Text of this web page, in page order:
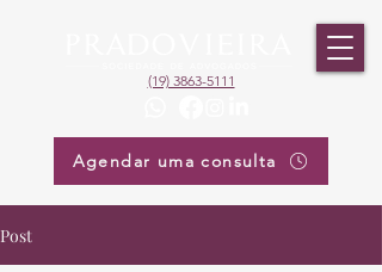
(19) 3863-5111
Agendar uma consulta
Post